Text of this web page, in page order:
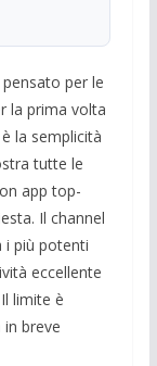
per le
la prima volta
la semplicità
tutte le
app top-
Il channel
più potenti
eccellente
limite è
breve